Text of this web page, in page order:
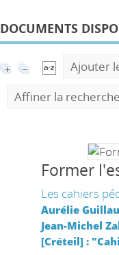
DOCUMENTS
Ajouter
Affiner la recherche
Former
Les cahiers
Aurélie
Jean-Michel
[Créteil] :